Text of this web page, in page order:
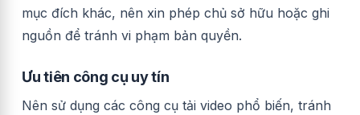
mục đích khác, nên xin phép chủ sở hữu hoặc ghi
nguồn để tránh vi phạm bản quyền.
Ưu tiên công cụ uy tín
Nên sử dụng các công cụ tải video phổ biến, tránh